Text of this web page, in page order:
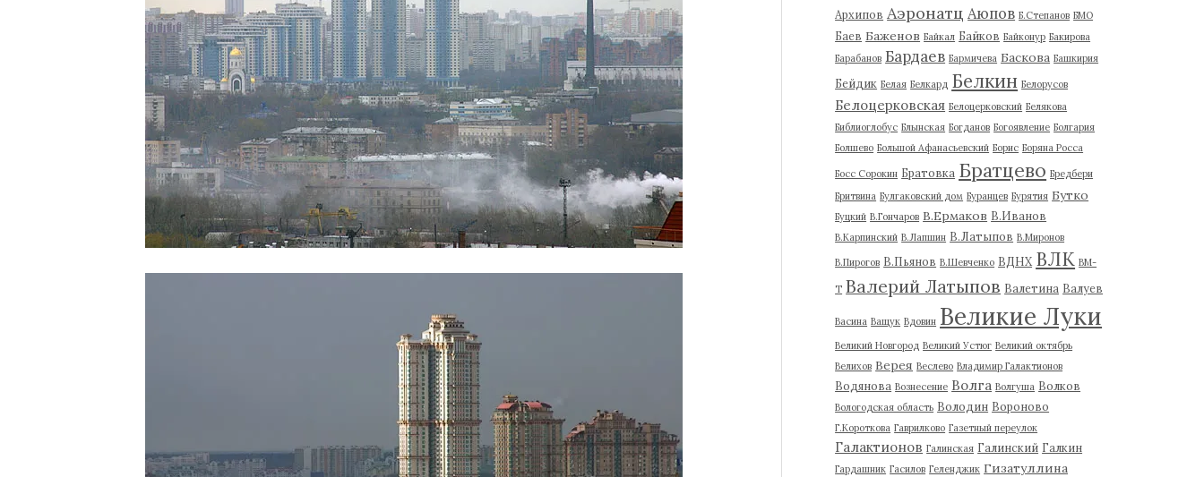
Архипов Аэронатц Аюпов Б.Степанов БМО
Баев Баженов Байкал Байков Байконур Бакирова
Барабанов Бардаев Бармичева Баскова Башкирия
Бейдик Белая Белкард Белкин Белорусов
Белоцерковская Белоцерковский Белякова
Библиоглобус Блынская Богданов Богоявление Болгария
Болшево Большой Афанасьевский Борис Боряна Росса
Босс Сорокин Братовка Братцево Бредбери
Бритвина Булгаковский дом Буранцев Бурятия Бутко
Буцкий В.Гончаров В.Ермаков В.Иванов
В.Карпинский В.Лапшин В.Латыпов В.Миронов
В.Пирогов В.Пьянов В.Шевченко ВДНХ ВЛК ВМ-
Т Валерий Латыпов Валетина Валуев
Васина Ващук Вдовин Великие Луки
Великий Новгород Великий Устюг Великий октябрь
Велихов Верея Веслево Владимир Галактионов
Водянова Вознесение Волга Волгуша Волков
Вологодская область Володин Вороново
Г.Короткова Гаврилково Газетный переулок
Галактионов Галинская Галинский Галкин
Гардашник Гасилов Геленджик Гизатуллина